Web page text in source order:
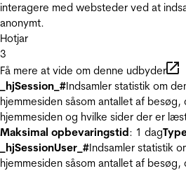
interagere med websteder ved at
anonymt.
Hotjar
3
Få mere at vide om denne udbyder
_hjSession_#Indsamler statistik om
hjemmesiden såsom antallet af
hjemmesiden og hvilke sider der er
Maksimal opbevaringstid: 1 dag
_hjSessionUser_#Indsamler statistik
hjemmesiden såsom antallet af